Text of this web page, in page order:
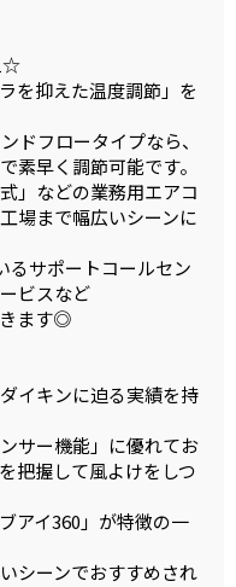
を抑えた温度調節」を
ドフロータイプなら、
素早く調節可能です。
」などの業務用エアコ
場まで幅広いシーンに
るサポートコールセン
ビスなど
きます◎
イキンに迫る実績を持
サー機能」に優れてお
把握して風よけをしつ
アイ360」が特徴の一
シーンでおすすめされ